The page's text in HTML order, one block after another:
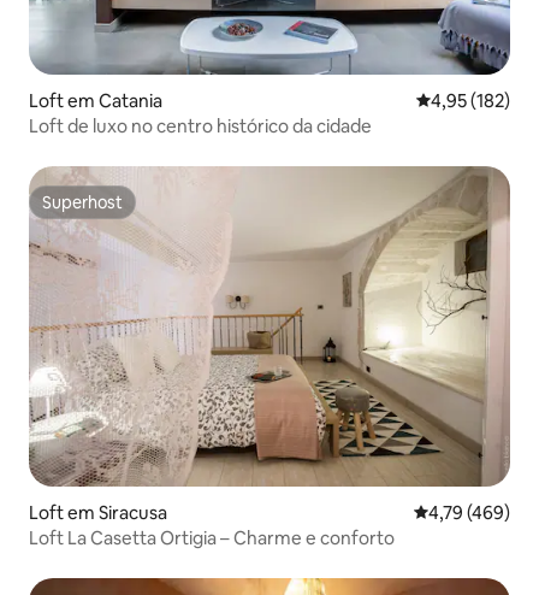
Loft em Catania Classificação
4,95 (182)
Loft de luxo no centro histórico da cidade
Superhost
Superhost
Loft em Siracusa Classificação
4,79 (469)
Loft La Casetta Ortigia – Charme e conforto